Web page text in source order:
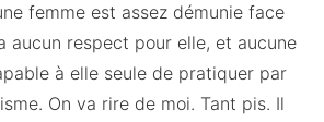
femme est assez démunie face
aucun respect pour elle, et aucune
à elle seule de pratiquer par
On va rire de moi. Tant pis. Il